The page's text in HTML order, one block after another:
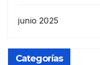
junio 2025
Categorías